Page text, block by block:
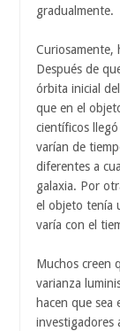
gradualmente.
Curiosamente,
Después de
órbita inicial
que en el
científicos
varían de
diferentes a
galaxia. Por
el objeto tenía
varía con el
Muchos creen
varianza
hacen que sea
investigadores